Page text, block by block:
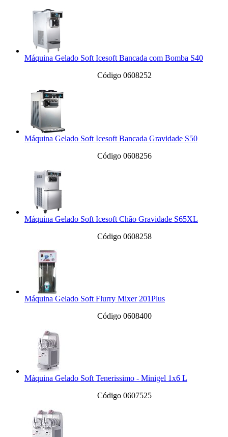
Máquina Gelado Soft Icesoft Bancada com Bomba S40
Código 0608252
Máquina Gelado Soft Icesoft Bancada Gravidade S50
Código 0608256
Máquina Gelado Soft Icesoft Chão Gravidade S65XL
Código 0608258
Máquina Gelado Soft Flurry Mixer 201Plus
Código 0608400
Máquina Gelado Soft Tenerissimo - Minigel 1x6 L
Código 0607525